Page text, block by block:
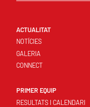
ACTUALITAT
NOTÍCIES
GALERIA
CONNECT
PRIMER EQUIP
RESULTATS I CALENDARI